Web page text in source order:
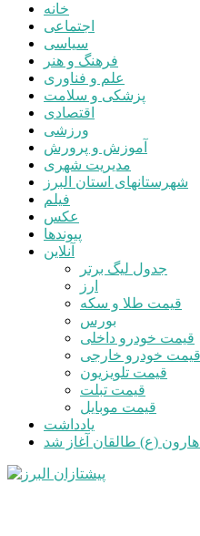
خانه
اجتماعی
سیاسی
فرهنگ و هنر
علم و فناوری
پزشکی و سلامت
اقتصادی
ورزشی
آموزش و پرورش
مدیریت شهری
شهرستانهای استان البرز
فیلم
عکس
پیوندها
آنلاین
جدول لیگ برتر
ارز
قیمت طلا و سکه
بورس
قیمت خودرو داخلی
قیمت خودرو خارجی
قیمت تلویزیون
قیمت تبلت
قیمت موبایل
یادداشت
(ع) طالقان آغاز شد